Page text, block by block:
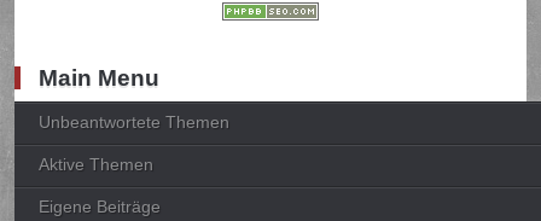
Main Menu
Unbeantwortete Themen
Aktive Themen
Eigene Beiträge